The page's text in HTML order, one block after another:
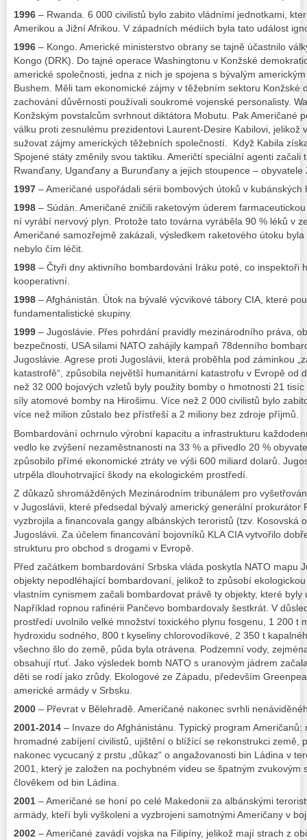
1996 – Rwanda. 6 000 civilistů bylo zabito vládními jednotkami,
Amerikou a Jižní Afrikou. V západních médiích byla tato událost
1996 – Kongo. Americké ministerstvo obrany se tajně účastnilo
Kongo (DRK). Do tajné operace Washingtonu v Konžské
americké společnosti, jedna z nich je spojena s bývalým
Bushem. Měli tam ekonomické zájmy v těžebním sektoru Konžské
zachování důvěrnosti používali soukromé vojenské personalisty.
Konžským povstalcům svrhnout diktátora Mobutu. Pak Američané
válku proti zesnulému prezidentovi Laurent-Desire Kabilovi, jelikož
sužovat zájmy amerických těžebních společností. Když Kabila
Spojené státy změnily svou taktiku. Američtí speciální agenti začali
Rwanďany, Uganďany a Burunďany a jejich stoupence – obyvatele
1997 – Američané uspořádali sérii bombových útoků v kubánských
1998 – Súdán. Američané zničili raketovým úderem
ní vyrábí nervový plyn. Protože tato továrna vyráběla 90 % léků v
Američané samozřejmě zakázali, výsledkem raketového útoku
nebylo čím léčit.
1998 – Čtyři dny aktivního bombardování Iráku poté, co inspektoři
kooperativní.
1998 – Afghánistán. Útok na bývalé výcvikové tábory CIA, které
fundamentalistické skupiny.
1999 – Jugoslávie. Přes pohrdání pravidly mezinárodního práva,
bezpečnosti, USA silami NATO zahájily kampaň 78denního
Jugoslávie. Agrese proti Jugoslávii, která proběhla pod záminkou
katastrofě“, způsobila největší humanitární katastrofu v Evropě od
než 32 000 bojových vzletů byly použity bomby o hmotnosti 21
síly atomové bomby na Hirošimu. Více než 2 000 civilistů bylo
více než milion zůstalo bez přístřeší a 2 miliony bez zdroje příjmů.
Bombardování ochrnulo výrobní kapacitu a infrastrukturu
vedlo ke zvýšení nezaměstnanosti na 33 % a přivedlo 20 %
způsobilo přímé ekonomické ztráty ve výši 600 miliard dolarů.
utrpěla dlouhotrvající škody na ekologickém prostředí.
Z důkazů shromážděných Mezinárodním tribunálem pro
v Jugoslávii, které předsedal bývalý americký generální prokurátor
vyzbrojila a financovala gangy albánských teroristů (tzv. Kosovská
Jugoslávii. Za účelem financování bojovníků KLA CIA vytvořilo
strukturu pro obchod s drogami v Evropě.
Před začátkem bombardování Srbska vláda poskytla NATO mapu
objekty nepodléhající bombardovaní, jelikož to způsobí
vlastním cynismem začali bombardovat právě ty objekty, které byly
Například ropnou rafinérii Pančevo bombardovaly šestkrát. V
prostředí uvolnilo velké množství toxického plynu fosgenu, 1 200 t
hydroxidu sodného, 800 t kyseliny chlorovodíkové, 2 350 t
všechno šlo do země, půda byla otrávena. Podzemní vody,
obsahují rtuť. Jako výsledek bomb NATO s uranovým jádrem
děti se rodí jako zrůdy. Ekologové ze Západu, především
americké armády v Srbsku.
2000 – Převrat v Bělehradě. Američané nakonec svrhli
2001-2014 – Invaze do Afghánistánu. Typický program
hromadné zabíjení civilistů, ujištění o blížící se rekonstrukci země,
nakonec vycucaný z prstu „důkaz“ o angažovanosti bin Ládina v
2001, který je založen na pochybném videu se špatným zvukovým
člověkem od bin Ládina.
2001 – Američané se honí po celé Makedonii za albánskými
armády, kteří byli vyškoleni a vyzbrojeni samotnými Američany v
2002 – Američané zavádí vojska na Filipíny, jelikož mají strach z